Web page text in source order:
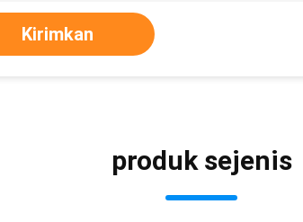
Kirimkan
produk sejenis